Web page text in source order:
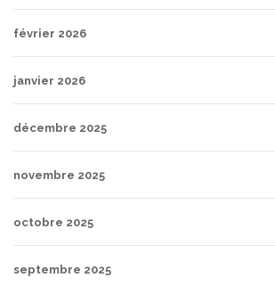
février 2026
janvier 2026
décembre 2025
novembre 2025
octobre 2025
septembre 2025